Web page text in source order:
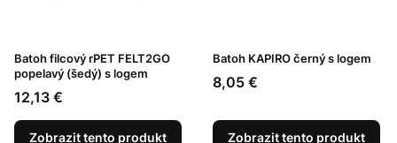
Batoh filcový rPET FELT2GO
popelavý (šedý) s logem
Cena
12,13 €
Zobrazit tento produkt
Batoh KAPIRO černý s logem
Cena
8,05 €
Zobrazit tento produkt